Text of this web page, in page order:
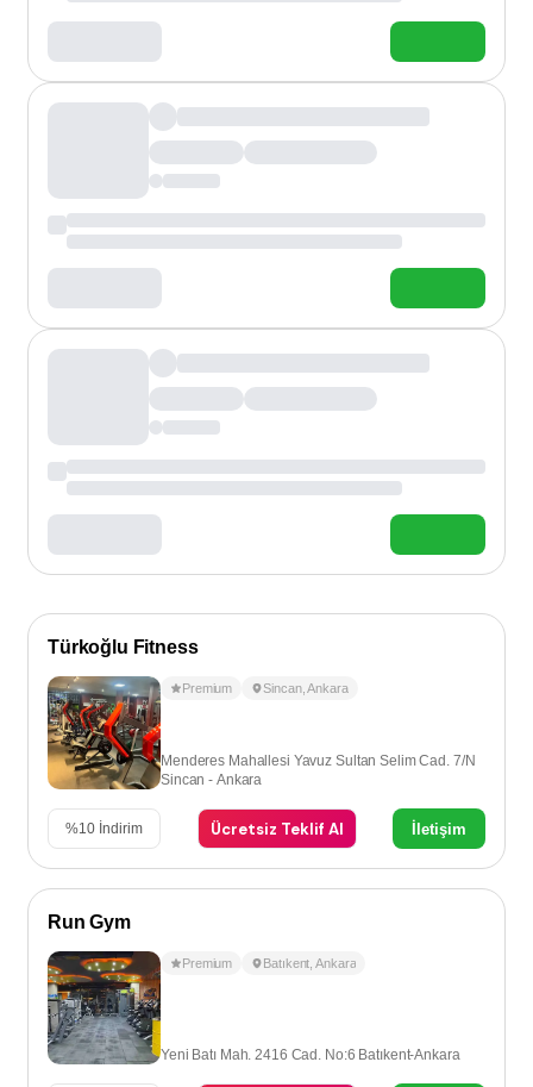
Türkoğlu Fitness
Premium Sincan,Ankara
Menderes Mahallesi Yavuz Sultan Selim Cad. 7/N
Sincan - Ankara
%10 İndirim Ücretsiz Teklif Al İletişim
Run Gym
Premium Batıkent ,Ankara
Yeni Batı Mah. 2416 Cad. No:6 Batıkent-Ankara